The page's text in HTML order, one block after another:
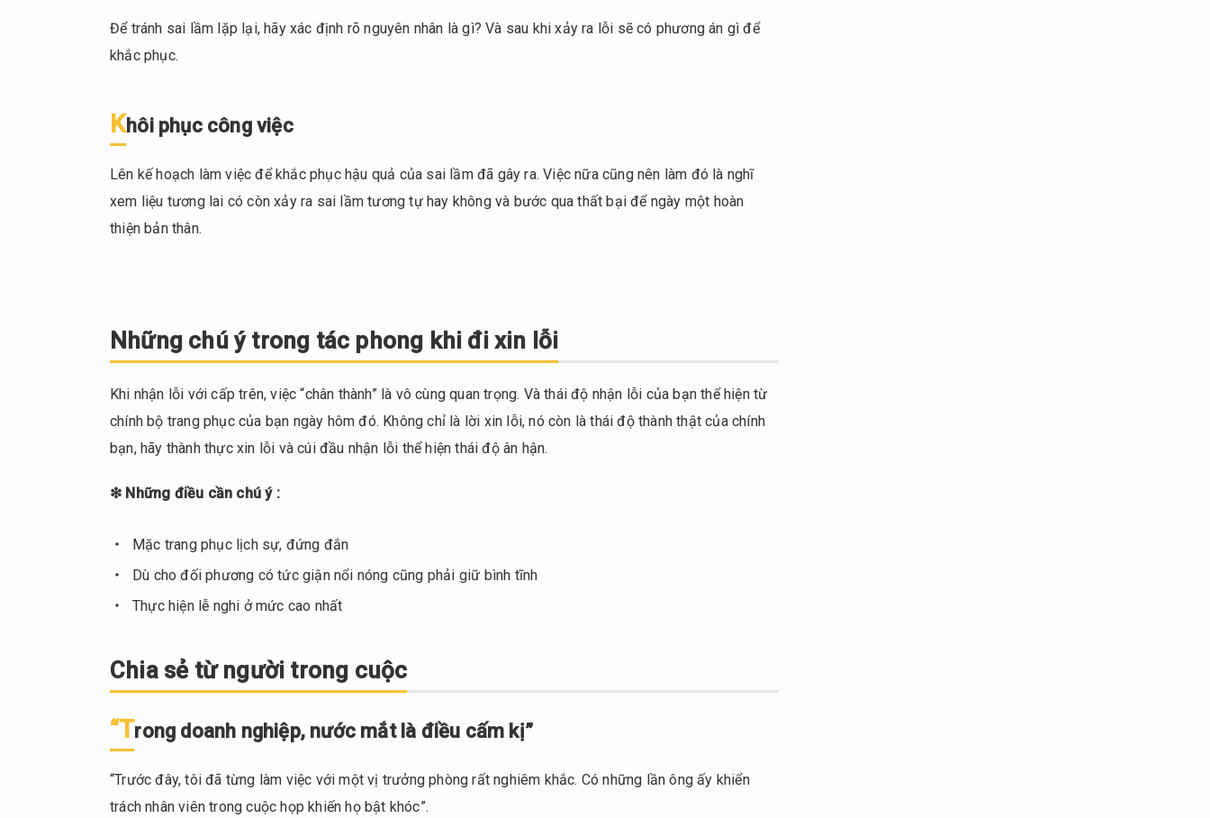
Những
chú ý
phong
xin lỗi
4.
Chia
4.1.
“Trong
nghiệp,
nước
mắt là
cấm
4.2.
nên tự
mình
vấn
đề”
Để tránh sai lầm lặp lại, hãy xác định rõ nguyên nhân là gì? Và sau khi xảy ra lỗi sẽ có phương án gì để
khắc phục.
Khôi phục công việc
Lên kế hoạch làm việc để khắc phục hậu quả của sai lầm đã gây ra. Việc nữa cũng nên làm đó là nghĩ
xem liệu tương lai có còn xảy ra sai lầm tương tự hay không và bước qua thất bại để ngày một hoàn
thiện bản thân.
Những chú ý trong tác phong khi đi xin lỗi
Khi nhận lỗi với cấp trên, việc “chân thành” là vô cùng quan trọng. Và thái độ nhận lỗi của bạn thể hiện từ
chính bộ trang phục của bạn ngày hôm đó. Không chỉ là lời xin lỗi, nó còn là thái độ thành thật của chính
bạn, hãy thành thực xin lỗi và cúi đầu nhận lỗi thể hiện thái độ ân hận.
❇ Những điều cần chú ý :
Mặc trang phục lịch sự, đứng đắn
Dù cho đối phương có tức giận nổi nóng cũng phải giữ bình tĩnh
Thực hiện lễ nghi ở mức cao nhất
Chia sẻ từ người trong cuộc
“Trong doanh nghiệp, nước mắt là điều cấm kị”
“Trước đây, tôi đã từng làm việc với một vị trưởng phòng rất nghiêm khắc. Có những lần ông ấy khiển
trách nhân viên trong cuộc họp khiến họ bật khóc”.